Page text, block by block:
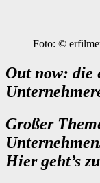
Foto: ©
Out now: die
Großer
Hier geht’s